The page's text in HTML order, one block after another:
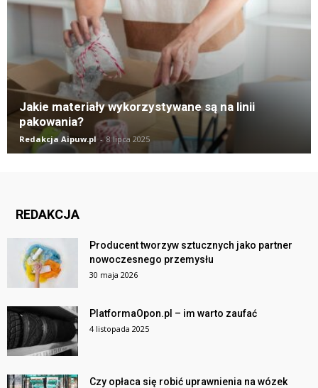
Jakie materiały wykorzystywane są na linii
pakowania?
Redakcja Aipuw.pl - 8 lipca 2025
REDAKCJA
Producent tworzyw sztucznych jako partner
nowoczesnego przemysłu
30 maja 2026
PlatformaOpon.pl – im warto zaufać
4 listopada 2025
Czy opłaca się robić uprawnienia na wózek